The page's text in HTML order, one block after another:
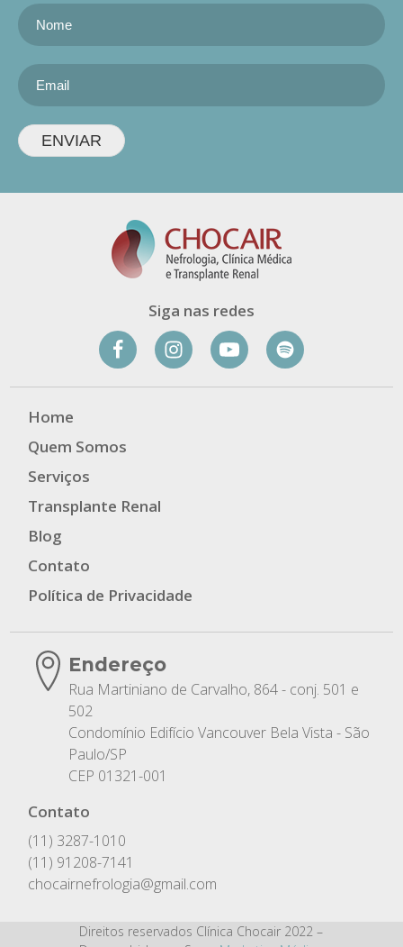
ENVIAR
Siga nas redes
Home
Quem Somos
Serviços
Transplante Renal
Blog
Contato
Política de Privacidade
Endereço
Rua Martiniano de Carvalho, 864 - conj. 501 e
502
Condomínio Edifício Vancouver Bela Vista - São
Paulo/SP
CEP 01321-001
Contato
(11) 3287-1010
(11) 91208-7141
chocairnefrologia@gmail.com
Direitos reservados Clínica Chocair 2022 –